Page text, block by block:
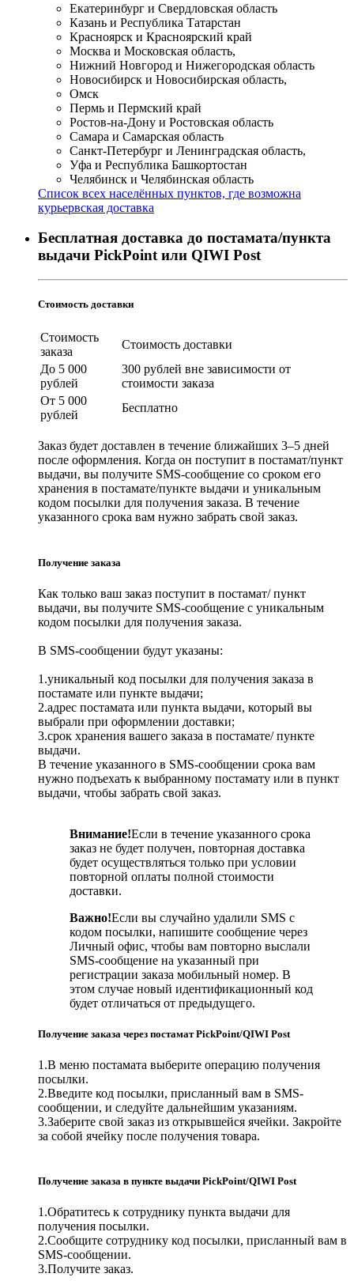
Екатеринбург и Свердловская область
Казань и Республика Татарстан
Красноярск и Красноярский край
Москва и Московская область,
Нижний Новгород и Нижегородская область
Новосибирск и Новосибирская область,
Омск
Пермь и Пермский край
Ростов-на-Дону и Ростовская область
Самара и Самарская область
Санкт-Петербург и Ленинградская область,
Уфа и Республика Башкортостан
Челябинск и Челябинская область
Список всех населённых пунктов, где возможна
курьервская доставка
Бесплатная доставка до постамата/пункта
выдачи PickPoint или QIWI Post
Стоимость доставки
Стоимость
заказа
Стоимость доставки
До 5 000
рублей
300 рублей вне зависимости от
стоимости заказа
От 5 000
рублей
Бесплатно
Заказ будет доставлен в течение ближайших 3–5 дней
после оформления. Когда он поступит в постамат/пункт
выдачи, вы получите SMS-сообщение со сроком его
хранения в постамате/пункте выдачи и уникальным
кодом посылки для получения заказа. В течение
указанного срока вам нужно забрать свой заказ.
Получение заказа
Как только ваш заказ поступит в постамат/ пункт
выдачи, вы получите SMS-сообщение с уникальным
кодом посылки для получения заказа.
В SMS-сообщении будут указаны:
1.уникальный код посылки для получения заказа в
постамате или пункте выдачи;
2.адрес постамата или пункта выдачи, который вы
выбрали при оформлении доставки;
3.срок хранения вашего заказа в постамате/ пункте
выдачи.
В течение указанного в SMS-сообщении срока вам
нужно подъехать к выбранному постамату или в пункт
выдачи, чтобы забрать свой заказ.
Внимание!Если в течение указанного срока
заказ не будет получен, повторная доставка
будет осуществляться только при условии
повторной оплаты полной стоимости
доставки.
Важно!Если вы случайно удалили SMS с
кодом посылки, напишите сообщение через
Личный офис, чтобы вам повторно выслали
SMS-сообщение на указанный при
регистрации заказа мобильный номер. В
этом случае новый идентификационный код
будет отличаться от предыдущего.
Получение заказа через постамат PickPoint/QIWI Post
1.В меню постамата выберите операцию получения
посылки.
2.Введите код посылки, присланный вам в SMS-
сообщении, и следуйте дальнейшим указаниям.
3.Заберите свой заказ из открывшейся ячейки. Закройте
за собой ячейку после получения товара.
Получение заказа в пункте выдачи PickPoint/QIWI Post
1.Обратитесь к сотруднику пункта выдачи для
получения посылки.
2.Сообщите сотруднику код посылки, присланный вам в
SMS-сообщении.
3.Получите заказ.